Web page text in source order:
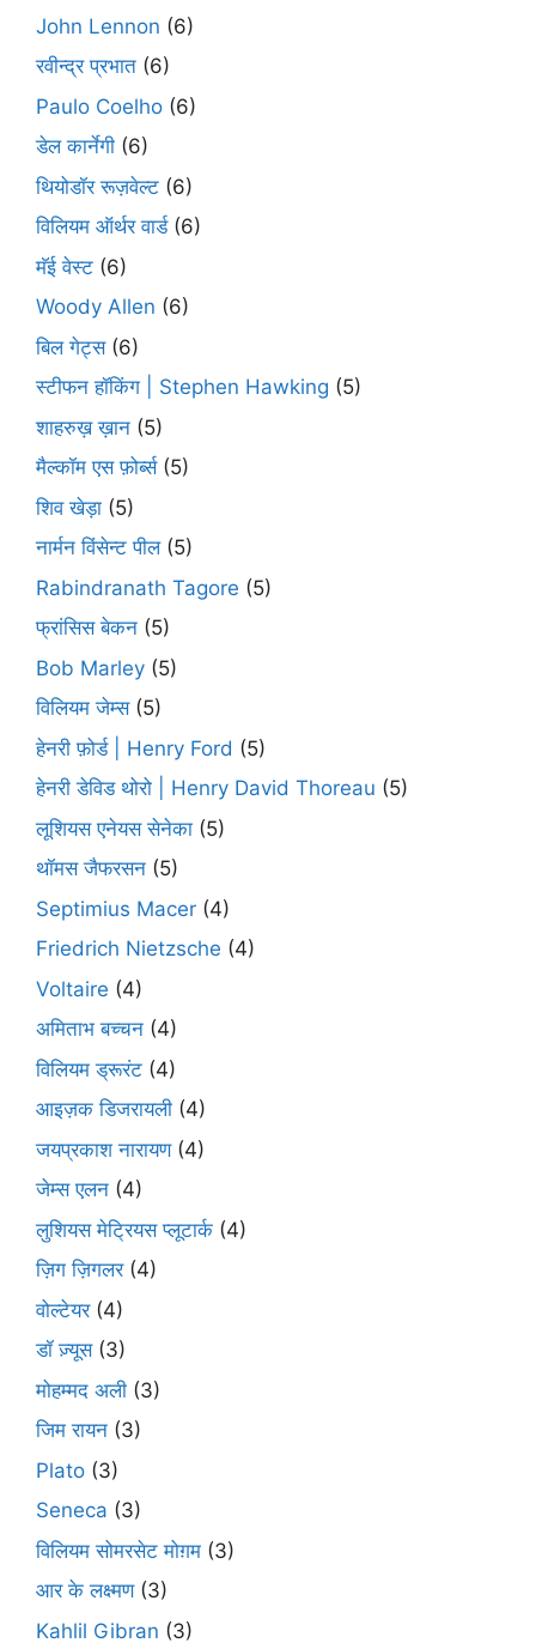
John Lennon (6)
रवीन्द्र प्रभात (6)
Paulo Coelho (6)
डेल कार्नेगी (6)
थियोडॉर रूज़वेल्ट (6)
विलियम ऑर्थर वार्ड(6)
मॅई वेस्ट (6)
Woody Allen (6)
बिल गेट्स(6)
स्टीफन हॉकिंग | Stephen Hawking (5)
शाहरुख़ ख़ान (5)
मैल्कॉम एस फ़ोर्ब्स(5)
शिव खेड़ा (5)
नार्मन विंसेन्ट पील(5)
Rabindranath Tagore (5)
फ्रांसिस बेकन (5)
Bob Marley (5)
विलियम जेम्स(5)
हेनरी फ़ोर्ड | Henry Ford (5)
हेनरी डेविड थोरो | Henry David Thoreau (5)
लूशियस एनेयस सेनेका (5)
थॉमस जैफरसन (5)
Septimius Macer (4)
Friedrich Nietzsche (4)
Voltaire (4)
अमिताभ बच्चन (4)
विलियम ड्रूरंट (4)
आइज़क डिजरायली (4)
जयप्रकाश नारायण(4)
जेम्स एलन (4)
लुशियस मेट्रियस प्लूटार्क (4)
ज़िग ज़िगलर(4)
वोल्टेयर(4)
डॉ ज़्यूस(3)
मोहम्मद अली (3)
जिम रायन (3)
Plato (3)
Seneca (3)
विलियम सोमरसेट मोग़म (3)
आर के लक्ष्मण(3)
Kahlil Gibran (3)